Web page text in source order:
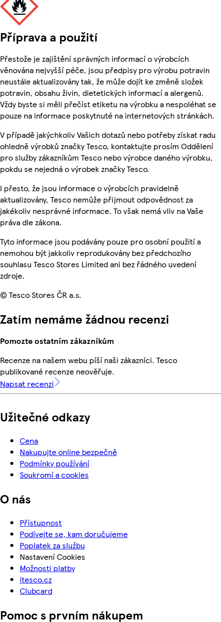
Příprava a použití
Přestože je zajištění správných informací o výrobcích
věnována nejvyšší péče, jsou předpisy pro výrobu potravin
neustále aktualizovány tak, že může dojít ke změně složek
potravin, obsahu živin, dietetických informací a alergenů.
Vždy byste si měli přečíst etiketu na výrobku a nespoléhat se
pouze na informace poskytnuté na internetových stránkách.
V případě jakýchkoliv Vašich dotazů nebo potřeby získat radu
ohledně výrobků značky Tesco, kontaktujte prosím Oddělení
pro služby zákazníkům Tesco nebo výrobce daného výrobku,
pokdu se nejedná o výrobek značky Tesco.
I přesto, že jsou informace o výrobcích pravidelně
aktualizovány, Tesco nemůže přijmout odpovědnost za
jakékoliv nesprávné informace. To však nemá vliv na Vaše
práva dle zákona.
Tyto informace jsou podávány pouze pro osobní použití a
nemohou být jakkoliv reprodukovány bez předchozího
souhlasu Tesco Stores Limited ani bez řádného uvedení
zdroje.
© Tesco Stores ČR a.s.
Zatím nemáme žádnou recenzi
Pomozte ostatním zákazníkům
Recenze na našem webu píší naši zákazníci. Tesco
publikované recenze neověřuje.
Napsat recenzi
Užitečné odkazy
Cena
Nakupujte online bezpečně
Podmínky používání
Soukromí a cookies
O nás
Přístupnost
Podívejte se, kam doručujeme
Poplatek za službu
Nastavení Cookies
Možnosti platby
itesco.cz
Clubcard
Pomoc s prvním nákupem